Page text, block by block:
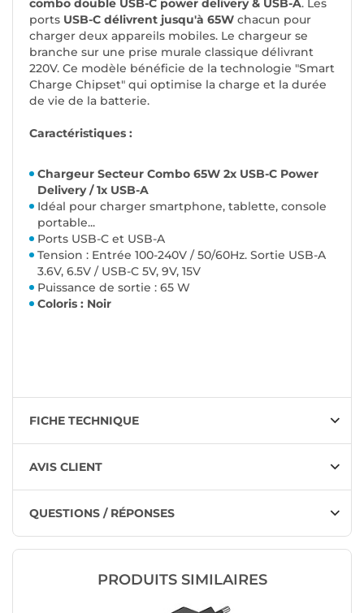
combo double USB-C power delivery & USB-A. Les
ports USB-C délivrent jusqu'à 65W chacun pour
charger deux appareils mobiles. Le chargeur se
branche sur une prise murale classique délivrant
220V. Ce modèle bénéficie de la technologie "Smart
Charge Chipset" qui optimise la charge et la durée
de vie de la batterie.
Caractéristiques :
Chargeur Secteur Combo 65W 2x USB-C Power
Delivery / 1x USB-A
Idéal pour charger smartphone, tablette, console
portable...
Ports USB-C et USB-A
Tension : Entrée 100-240V / 50/60Hz. Sortie USB-A
3.6V, 6.5V / USB-C 5V, 9V, 15V
Puissance de sortie : 65 W
Coloris : Noir
FICHE TECHNIQUE
AVIS CLIENT
QUESTIONS / RÉPONSES
PRODUITS SIMILAIRES